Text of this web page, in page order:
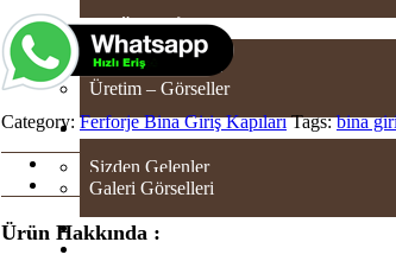
ÜRETIM
Üretim – Videolar
Üretim – Görseller
GALERI
Sizden Gelenler
Galeri Görselleri
SHOWROOM
Category: Ferforje Bina Giriş Kapıları Tags:bina
Ürün Hakkında :